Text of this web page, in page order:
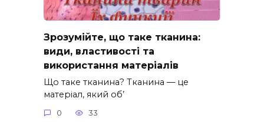
Зрозумійте, що таке тканина:
види, властивості та
використання матеріалів
Що таке тканина? Тканина — це
матеріал, який об’
0 33